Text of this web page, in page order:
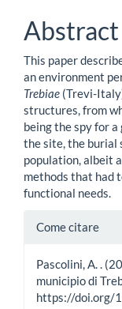
Abstract
This paper
an environment
Trebiae (Trevi-
structures, from
being the spy for
the site, the
population, albeit
methods that had
functional needs.
Dettagli
Come citare
Pascolini, A. .
municipio di
https://doi.org/